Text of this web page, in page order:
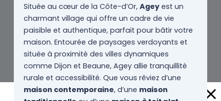
Située au cœur de la Côte-d’Or, Ageyest un
charmant village qui offre un cadre de vie
paisible et authentique, parfait pour bâtir votre
maison. Entourée de paysages verdoyants et
située à proximité des villes dynamiques
comme Dijon et Beaune, Agey allie tranquillité
rurale et accessibilité. Que vous rêviez d’une
maison contemporaine, d’une maison